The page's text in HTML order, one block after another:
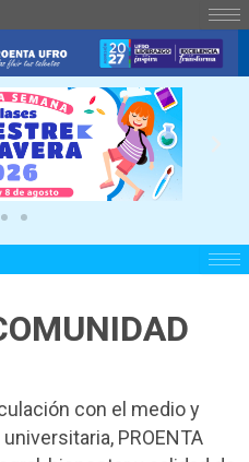
con el medio y
PROENTA